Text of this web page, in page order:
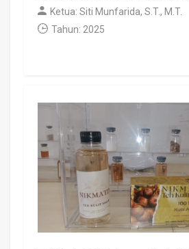
Ketua: Siti Munfarida, S.T., M.T.
Tahun: 2025